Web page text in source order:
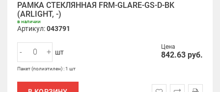
РАМКА СТЕКЛЯННАЯ FRM-GLARE-GS-D-BK
(ARLIGHT, -)
в наличии
Артикул:043791
Цена
842.63 руб.
- + шт
Пакет (полиэтилен) : 1 шт